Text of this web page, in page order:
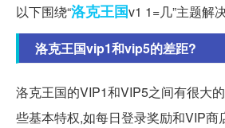
以下围绕“洛克王国v1 1=几”主题解
洛克王国vip1和vip5的差距?
洛克王国的VIP1和VIP5之间有很大
些基本特权,如每日登录奖励和VIP商